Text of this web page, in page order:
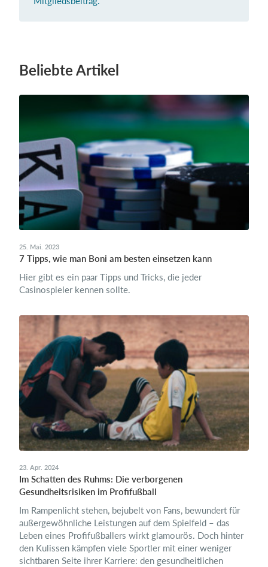
Beliebte Artikel
25. Mai. 2023
7 Tipps, wie man Boni am besten einsetzen kann
Hier gibt es ein paar Tipps und Tricks, die jeder
Casinospieler kennen sollte.
23. Apr. 2024
Im Schatten des Ruhms: Die verborgenen
Gesundheitsrisiken im Profifußball
Im Rampenlicht stehen, bejubelt von Fans, bewundert für
außergewöhnliche Leistungen auf dem Spielfeld – das
Leben eines Profifußballers wirkt glamourös. Doch hinter
den Kulissen kämpfen viele Sportler mit einer weniger
sichtbaren Seite ihrer Karriere: den gesundheitlichen